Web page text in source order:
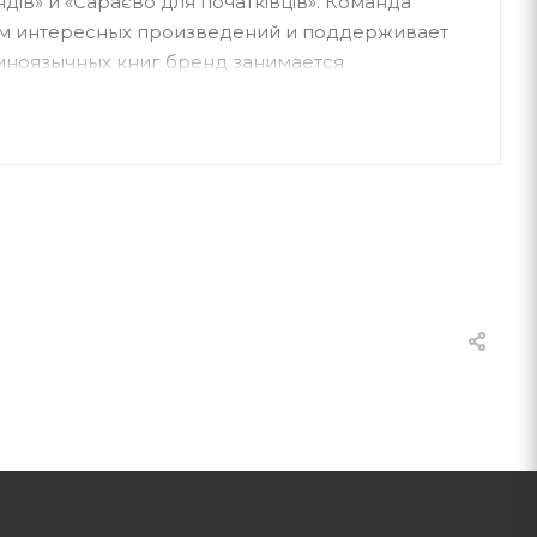
интересных произведений и поддерживает
книг бренд занимается
мероприятий и литературных